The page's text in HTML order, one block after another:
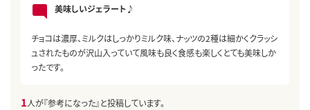
美味しいジェラート♪
チョコは濃厚、ミルクはしっかりミルク味、ナッツの2種は細かくクラッシ
ュされたものが沢山入っていて風味も良く食感も楽しくとても美味しか
ったです。
1人が『参考になった』と投稿しています。